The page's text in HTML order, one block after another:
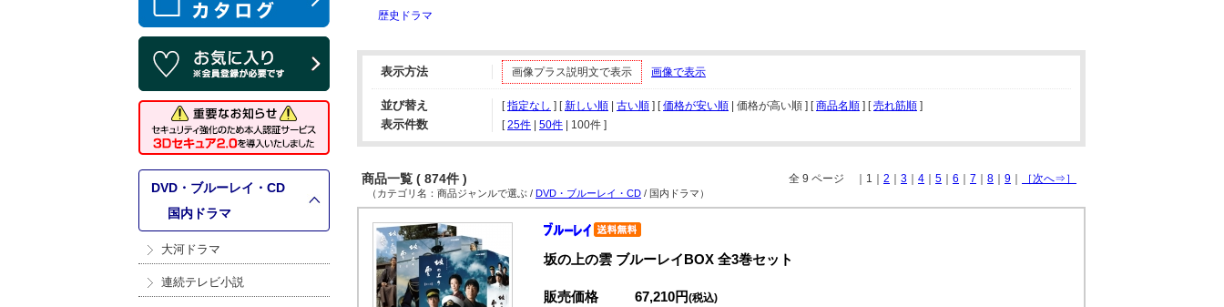
DVD・ブルーレイ・CD
国内ドラマ
大河ドラマ
連続テレビ小説
歴史ドラマ
表示方法 画像プラス説明文で表示 画像で表示
並び替え [指定なし ] [新しい順 古い順 ] [価格が安い順 | 価格が高い順 ] [商品名順 ] [売れ筋順 ]
表示件数 [ 25件 50件 100件 ]
商品一覧 ( 874件 ) 全 9 ページ ｜1｜ 2 3 4 5 6 7 8 9 ［次へ⇒］
（カテゴリ名：商品ジャンルで選ぶ / DVD・ブルーレイ・CD / 国内ドラマ）
坂の上の雲 ブルーレイBOX 全3巻セット
販売価格 67,210円(税込)